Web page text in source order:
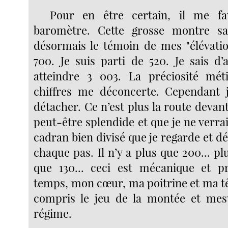
Pour en être certain, il me
baromètre. Cette grosse montre
désormais le témoin de mes
700. Je suis parti de 520. Je sais
atteindre 3 003. La préciosité
chiffres me déconcerte. Cependant
détacher. Ce n’est plus la route
peut-être splendide et que je ne
cadran bien divisé que je regarde et
chaque pas. Il n’y a plus que 200...
que 130... ceci est mécanique et
temps, mon cœur, ma poitrine et ma
compris le jeu de la montée et
régime.